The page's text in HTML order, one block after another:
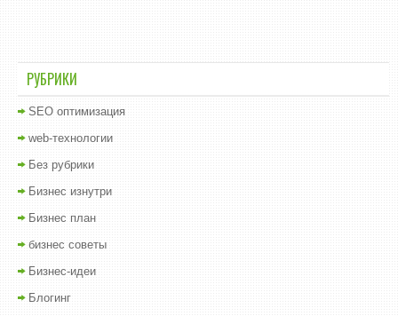
РУБРИКИ
SEO оптимизация
web-технологии
Без рубрики
Бизнес изнутри
Бизнес план
бизнес советы
Бизнес-идеи
Блогинг